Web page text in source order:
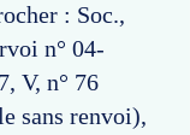
: Soc.,
n° 04-
V, n° 76
sans renvoi),